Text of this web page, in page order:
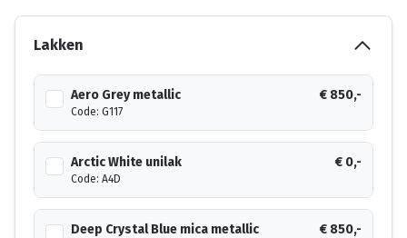
Lakken
Aero Grey metallic
Code: G117
€ 850,-
Arctic White unilak
Code: A4D
€ 0,-
Deep Crystal Blue mica metallic € 850,-